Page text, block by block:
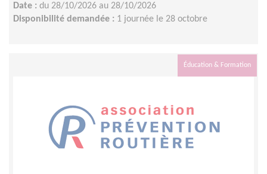
Date : du 28/10/2026 au 28/10/2026
Disponibilité demandée : 1 journée le 28 octobre
Éducation & Formation